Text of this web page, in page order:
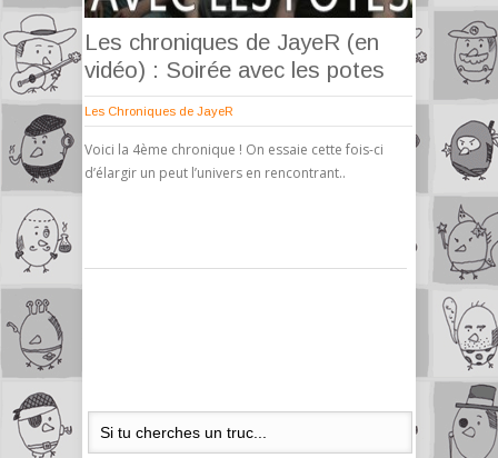
Les chroniques de JayeR (en
vidéo) : Soirée avec les potes
Les Chroniques de JayeR
Voici la 4ème chronique ! On essaie cette fois-ci
d’élargir un peut l’univers en rencontrant..